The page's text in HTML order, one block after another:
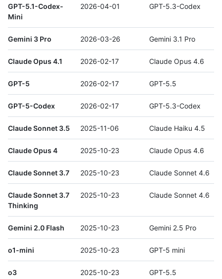
GPT-5.1-Codex-
Mini
2026-04-01 GPT-5.3-Codex
Gemini 3 Pro 2026-03-26 Gemini 3.1 Pro
Claude Opus 4.1 2026-02-17 Claude Opus 4.6
GPT-5 2026-02-17 GPT-5.5
GPT-5-Codex 2026-02-17 GPT-5.3-Codex
Claude Sonnet 3.5 2025-11-06 Claude Haiku 4.5
Claude Opus 4 2025-10-23 Claude Opus 4.6
Claude Sonnet 3.7 2025-10-23 Claude Sonnet 4.6
Claude Sonnet 3.7
Thinking
2025-10-23 Claude Sonnet 4.6
Gemini 2.0 Flash 2025-10-23 Gemini 2.5 Pro
o1-mini 2025-10-23 GPT-5 mini
o3 2025-10-23 GPT-5.5